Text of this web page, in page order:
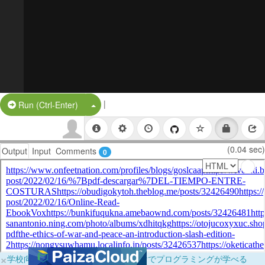
Run (Ctrl-Enter) Split Button!
|
Output Input Comments 0 (0.04 sec)
×学校向けに無料提供中！ブラウザだけでプログラミングが学べる